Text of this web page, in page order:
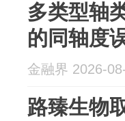
多类型轴
的同轴度
金融界 2026-
路臻生物